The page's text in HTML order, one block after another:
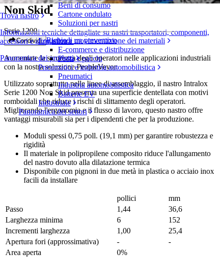
Trova nastro
Informazioni tecniche dettagliate su nastri trasportatori, componenti,
accessori e altro ancora
Panoramica dei prodotti
Beni di consumo
Cartone ondulato
Soluzioni per nastri
Logistica e movimentazione dei materiali
E-commerce e distribuzione
Posta e pacchi
Pneumatici e industria automobilistica
Pneumatici
Industria automobilistica
Batterie EV
Industriale
Panoramica dei settori
Non Skid
Serie 1200
Condividi Richiedi un preventivo
Aumentate la sicurezza degli operatori nelle applicazioni industriali
con la nostra soluzione PeopleVeyor.
Utilizzato soprattutto nelle linee di assemblaggio, il nastro Intralox
Serie 1200 Non Skid presenta una superficie dentellata con motivi
romboidali che riduce i rischi di slittamento degli operatori.
Migliorando l'ergonomia e il flusso di lavoro, questo nastro offre
vantaggi misurabili sia per i dipendenti che per la produzione.
Moduli spessi 0,75 poll. (19,1 mm) per garantire robustezza e
rigidità
Il materiale in polipropilene composito riduce l'allungamento
del nastro dovuto alla dilatazione termica
Disponibile con pignoni in due metà in plastica o acciaio inox
facili da installare
pollici
mm
Passo
1,44
36,6
Larghezza minima
6
152
Incrementi larghezza
1,00
25,4
Apertura fori (approssimativa)
-
-
Area aperta
0%